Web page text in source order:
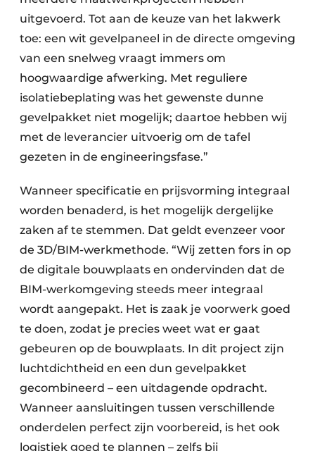
uitgevoerd. Tot aan de keuze van het lakwerk
toe: een wit gevelpaneel in de directe omgeving
van een snelweg vraagt immers om
hoogwaardige afwerking. Met reguliere
isolatiebeplating was het gewenste dunne
gevelpakket niet mogelijk; daartoe hebben wij
met de leverancier uitvoerig om de tafel
gezeten in de engineeringsfase.”
Wanneer specificatie en prijsvorming integraal
worden benaderd, is het mogelijk dergelijke
zaken af te stemmen. Dat geldt evenzeer voor
de 3D/BIM-werkmethode. “Wij zetten fors in op
de digitale bouwplaats en ondervinden dat de
BIM-werkomgeving steeds meer integraal
wordt aangepakt. Het is zaak je voorwerk goed
te doen, zodat je precies weet wat er gaat
gebeuren op de bouwplaats. In dit project zijn
luchtdichtheid en een dun gevelpakket
gecombineerd – een uitdagende opdracht.
Wanneer aansluitingen tussen verschillende
onderdelen perfect zijn voorbereid, is het ook
logistiek goed te plannen – zelfs bij